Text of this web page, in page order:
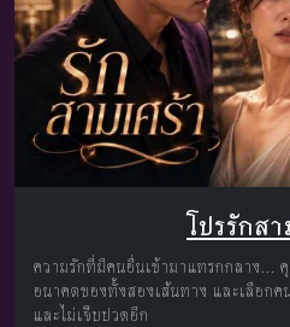
โปรรักสา
ความรักที่มีคนอื่นเข้ามาแทรกกลาง...
อนาคตของทั้งสองเส้นทาง และเลือก
และไม่เจ็บปวดอีก